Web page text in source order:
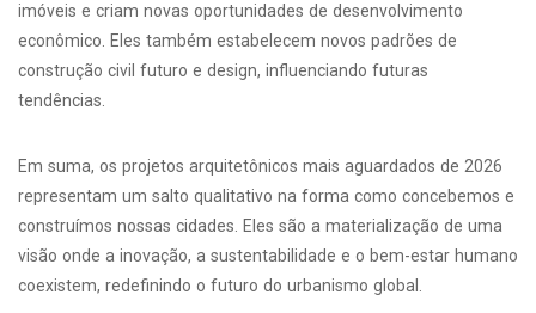
imóveis e criam novas oportunidades de desenvolvimento
econômico. Eles também estabelecem novos padrões de
construção civil futuro e design, influenciando futuras
tendências.
Em suma, os projetos arquitetônicos mais aguardados de 2026
representam um salto qualitativo na forma como concebemos e
construímos nossas cidades. Eles são a materialização de uma
visão onde a inovação, a sustentabilidade e o bem-estar humano
coexistem, redefinindo o futuro do urbanismo global.